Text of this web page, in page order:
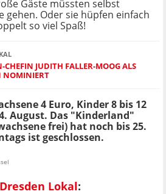
Gäste müssten selbst
gehen. Oder sie hüpfen einfach
so viel Spaß!
CHEFIN JUDITH FALLER-MOOG ALS
NOMINIERT
4 Euro, Kinder 8 bis 12
August. Das "Kinderland"
frei) hat noch bis 25.
ist geschlossen.
Dresden Lokal: